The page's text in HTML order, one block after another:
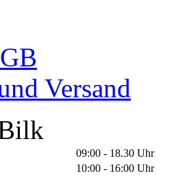
Versand
09:00 - 18.30 Uhr
10:00 - 16:00 Uhr